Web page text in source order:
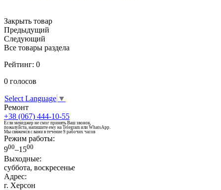
Закрыть товар
Предыдущий
Следующий
Все товары раздела
Рейтинг: 0
0 голосов
Select Language ▼
Ремонт
+38 (067) 444-10-55
Если менеджер не смог принять Ваш звонок,
пожалуйста, напишите ему на Telegram или WhatsApp.
Мы свяжемся с вами в течение 9 рабочих часов
Режим работы:
900–1500
Выходные:
суббота, воскресенье
Адрес:
г. Херсон